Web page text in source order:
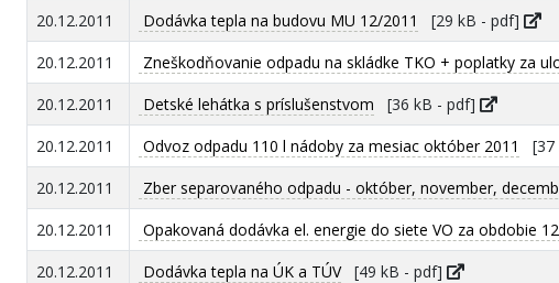
20.12.2011
Dodávka tepla na budovu MU 12/2011
[29 kB - pdf]
20.12.2011
Zneškodňovanie odpadu na skládke TKO + poplatky za
20.12.2011
Detské lehátka s príslušenstvom [36 kB - pdf]
20.12.2011
Odvoz odpadu 110 l nádoby za mesiac október 2011
[37
20.12.2011
Zber separovaného odpadu - október, november,
20.12.2011
Opakovaná dodávka el. energie do siete VO za obdobie
20.12.2011
Dodávka tepla na ÚK a TÚV[49 kB - pdf]